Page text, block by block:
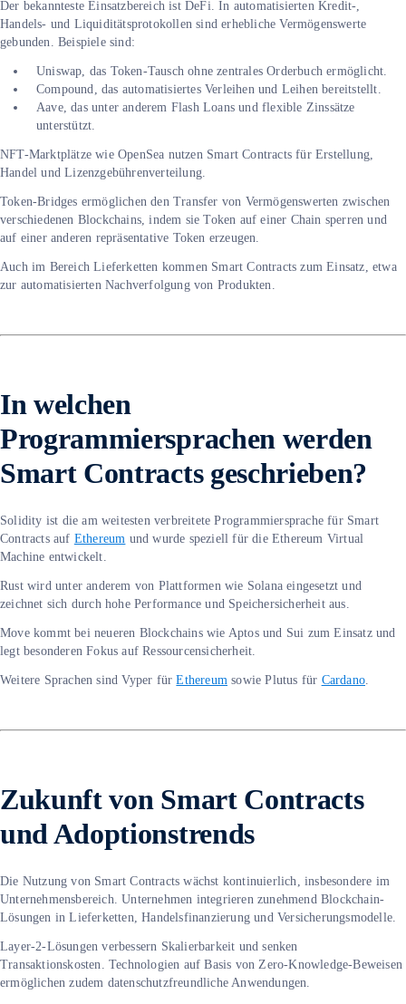
Der bekannteste Einsatzbereich ist DeFi. In automatisierten Kredit-,
Handels- und Liquiditätsprotokollen sind erhebliche Vermögenswerte
gebunden. Beispiele sind:
Uniswap, das Token-Tausch ohne zentrales Orderbuch ermöglicht.
Compound, das automatisiertes Verleihen und Leihen bereitstellt.
Aave, das unter anderem Flash Loans und flexible Zinssätze
unterstützt.
NFT-Marktplätze wie OpenSea nutzen Smart Contracts für Erstellung,
Handel und Lizenzgebührenverteilung.
Token-Bridges ermöglichen den Transfer von Vermögenswerten zwischen
verschiedenen Blockchains, indem sie Token auf einer Chain sperren und
auf einer anderen repräsentative Token erzeugen.
Auch im Bereich Lieferketten kommen Smart Contracts zum Einsatz, etwa
zur automatisierten Nachverfolgung von Produkten.
In welchen
Programmiersprachen werden
Smart Contracts geschrieben?
Solidity ist die am weitesten verbreitete Programmiersprache für Smart
Contracts auf Ethereum und wurde speziell für die Ethereum Virtual
Machine entwickelt.
Rust wird unter anderem von Plattformen wie Solana eingesetzt und
zeichnet sich durch hohe Performance und Speichersicherheit aus.
Move kommt bei neueren Blockchains wie Aptos und Sui zum Einsatz und
legt besonderen Fokus auf Ressourcensicherheit.
Weitere Sprachen sind Vyper fürEthereum sowie Plutus für Cardano.
Zukunft von Smart Contracts
und Adoptionstrends
Die Nutzung von Smart Contracts wächst kontinuierlich, insbesondere im
Unternehmensbereich. Unternehmen integrieren zunehmend Blockchain-
Lösungen in Lieferketten, Handelsfinanzierung und Versicherungsmodelle.
Layer-2-Lösungen verbessern Skalierbarkeit und senken
Transaktionskosten. Technologien auf Basis von Zero-Knowledge-Beweisen
ermöglichen zudem datenschutzfreundliche Anwendungen.